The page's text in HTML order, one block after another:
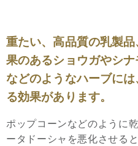
重たい、高品質の乳製
果のあるショウガやシ
などのようなハーブに
る効果があります。
ポップコーンなどのように
ータドーシャを悪化させる